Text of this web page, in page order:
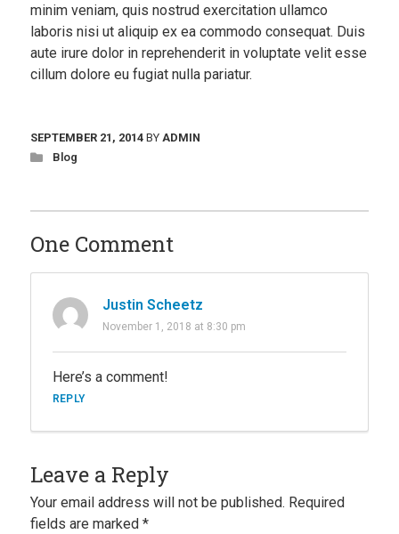
minim veniam, quis nostrud exercitation ullamco
laboris nisi ut aliquip ex ea commodo consequat. Duis
aute irure dolor in reprehenderit in voluptate velit esse
cillum dolore eu fugiat nulla pariatur.
SEPTEMBER 21, 2014BY ADMIN
Blog
One Comment
Justin Scheetz
November 1, 2018 at 8:30 pm
Here’s a comment!
REPLY
Leave a Reply
Your email address will not be published. Required
fields are marked *